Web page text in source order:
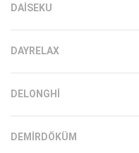
DAISEKU
DAYRELAX
DELONGHI
DEMIRDÖKÜM